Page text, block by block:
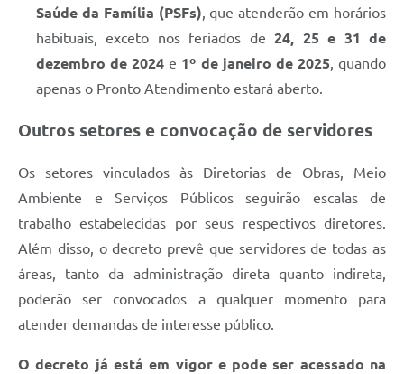
Saúde da Família (PSFs), que atenderão em horários
habituais, exceto nos feriados de24, 25 e 31 de
dezembro de 2024 e 1º de janeiro de 2025, quando
apenas o Pronto Atendimento estará aberto.
Outros setores e convocação de servidores
Os setores vinculados às Diretorias de Obras, Meio
Ambiente e Serviços Públicos seguirão escalas de
trabalho estabelecidas por seus respectivos diretores.
Além disso, o decreto prevê que servidores de todas as
áreas, tanto da administração direta quanto indireta,
poderão ser convocados a qualquer momento para
atender demandas de interesse público.
O decreto já está em vigor e pode ser acessado na